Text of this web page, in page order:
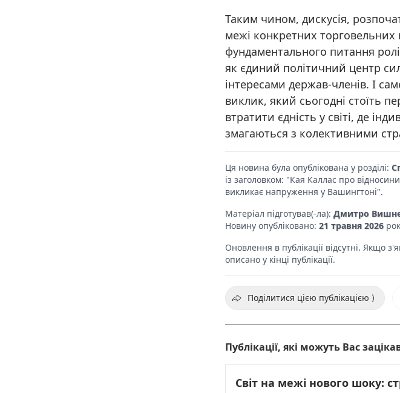
Таким чином, дискусія,
межі конкретних торговельних
фундаментального питання ролі
як єдиний політичний центр
інтересами держав-членів. І
виклик, який сьогодні стоїть
втратити єдність у світі, де
змагаються з колективними
Ця новина була опублікована у розділі:
із заголовком: "Кая Каллас про
викликає напруження у Вашингтоні".
Матеріал підготував(-ла): Дмитро
Новину опубліковано: 21 травня 2026
Оновлення в публікації відсутні. Якщо
описано у кінці публікації.
Поділитися цією публікацією ⟩
Публікації, які можуть Вас
Світ на межі нового шоку: